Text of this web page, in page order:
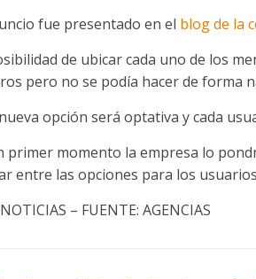
fue presentado en el blog de la
de ubicar cada uno de los
pero no se podía hacer de forma
opción será optativa y cada
primer momento la empresa lo
entre las opciones para los
– FUENTE: AGENCIAS